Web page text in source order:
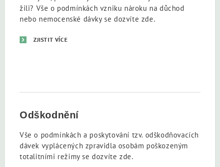
žili? Vše o podmínkách vzniku nároku na důchod
nebo nemocenské dávky se dozvíte zde.
ZJISTIT VÍCE
Odškodnění
Vše o podmínkách a poskytování tzv. odškodňovacích
dávek vyplácených zpravidla osobám poškozeným
totalitními režimy se dozvíte zde.